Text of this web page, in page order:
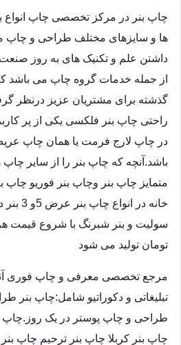
چاپ بنر در مرکز تخصصی چاپ
ها و سایزهای مختلف طراحی و چاپ
داشتن علم و تکنیک های به روز
از جمله خدمات گروه چاپ می باشد
گذشته برای مشتریان عزیز درنظر
راحتی چاپ بنر فلکسی یکی از پر
در چاپ لارج فرمت یا همان چاپ
باشد.آنچه که چاپ بنر را از سایر
متمایز چاپ بنر وچاپ بنر فوریو چاپ
خانه در
تومان تولید می شود
مرجع تخصصی معرفی و چاپ فوری
تبلیغاتی و دکوراتیو شامل:چاپ بنر
طراحی و چاپ پوستر در یک روز.چاپ
چاپ بنر کربلا چاپ بنر ترحیم چاپ